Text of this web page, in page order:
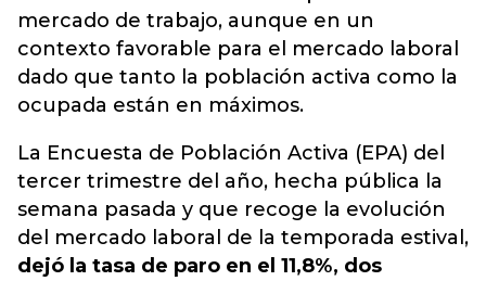
mercado de trabajo, aunque en un
contexto favorable para el mercado laboral
dado que tanto la población activa como la
ocupada están en máximos.
La Encuesta de Población Activa (EPA) del
tercer trimestre del año, hecha pública la
semana pasada y que recoge la evolución
del mercado laboral de la temporada estival,
dejó la tasa de paro en el 11,8%, dos